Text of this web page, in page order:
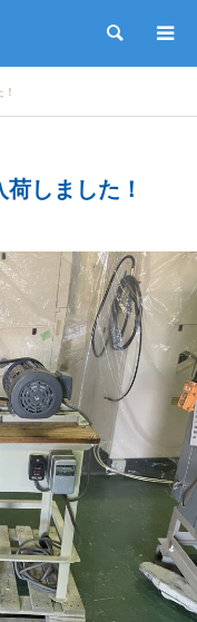
検索
しました！